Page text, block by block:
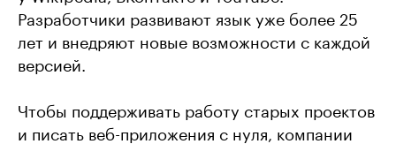
Разработчики развивают язык уже более 25
лет и внедряют новые возможности с каждой
версией.
Чтобы поддерживать работу старых проектов
и писать веб-приложения с нуля, компании